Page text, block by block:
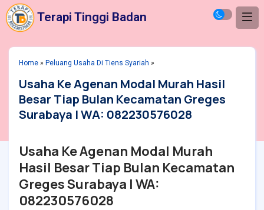
Terapi Tinggi Badan
Home » Peluang Usaha Di Tiens Syariah »
Usaha Ke Agenan Modal Murah Hasil
Besar Tiap Bulan Kecamatan Greges
Surabaya | WA: 082230576028
Usaha Ke Agenan Modal Murah
Hasil Besar Tiap Bulan Kecamatan
Greges Surabaya | WA:
082230576028